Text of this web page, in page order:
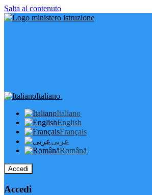
Salta al contenuto
Italiano
Italiano
English
Français
عربى
Română
Accedi
Accedi